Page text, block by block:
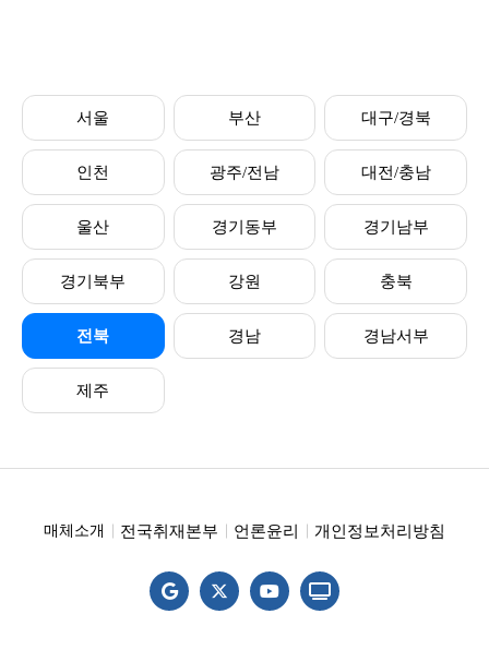
서울 부산 대구/경북
인천 광주/전남 대전/충남
울산 경기동부 경기남부
경기북부 강원 충북
전북 경남 경남서부
제주
매체소개 전국취재본부 언론윤리 개인정보처리방침